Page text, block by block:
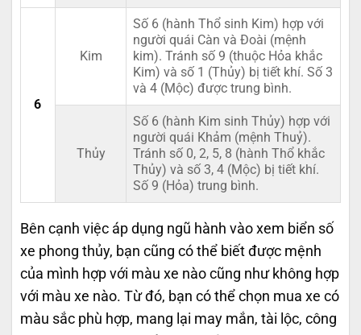
6
Kim
Số 6 (hành Thổ sinh Kim) hợp với
người quái Càn và Đoài (mệnh
kim). Tránh số 9 (thuộc Hỏa khắc
Kim) và số 1 (Thủy) bị tiết khí. Số 3
và 4 (Mộc) được trung bình.
Thủy
Số 6 (hành Kim sinh Thủy) hợp với
người quái Khảm (mệnh Thuỷ).
Tránh số 0, 2, 5, 8 (hành Thổ khắc
Thủy) và số 3, 4 (Mộc) bị tiết khí.
Số 9 (Hỏa) trung bình.
Bên cạnh việc áp dụng ngũ hành vào xem biển số
xe phong thủy, bạn cũng có thể biết được mệnh
của mình hợp với màu xe nào cũng như không hợp
với màu xe nào. Từ đó, bạn có thể chọn mua xe có
màu sắc phù hợp, mang lại may mắn, tài lộc, công